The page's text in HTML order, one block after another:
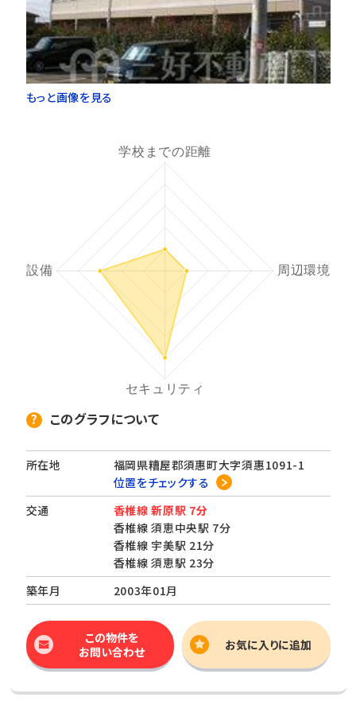
もっと画像を見る
このグラフについて
所在地
福岡県糟屋郡須惠町大字須惠1091-1
位置をチェックする
交通
香椎線 新原駅 7分
香椎線 須恵中央駅 7分
香椎線 宇美駅 21分
香椎線 須恵駅 23分
築年月
2003年01月
この物件を
お問い合わせ
お気に入りに追加